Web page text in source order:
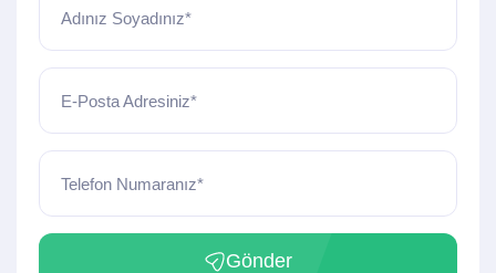
Adınız Soyadınız*
E-Posta Adresiniz*
Telefon Numaranız*
Gönder